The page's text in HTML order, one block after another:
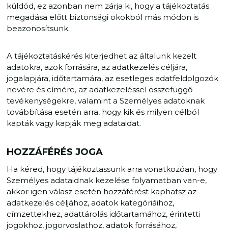
küldöd, ez azonban nem zárja ki, hogy a tájékoztatás
megadása előtt biztonsági okokból más módon is
beazonosítsunk.
A tájékoztatáskérés kiterjedhet az általunk kezelt
adatokra, azok forrására, az adatkezelés céljára,
jogalapjára, időtartamára, az esetleges adatfeldolgozók
nevére és címére, az adatkezeléssel összefüggő
tevékenységekre, valamint a Személyes adatoknak
továbbítása esetén arra, hogy kik és milyen célból
kapták vagy kapják meg adataidat.
HOZZÁFÉRÉS JOGA
Ha kéred, hogy tájékoztassunk arra vonatkozóan, hogy
Személyes adataidnak kezelése folyamatban van-e,
akkor igen válasz esetén hozzáférést kaphatsz az
adatkezelés céljához, adatok kategóriáihoz,
címzettekhez, adattárolás időtartamához, érintetti
jogokhoz, jogorvoslathoz, adatok forrásához,